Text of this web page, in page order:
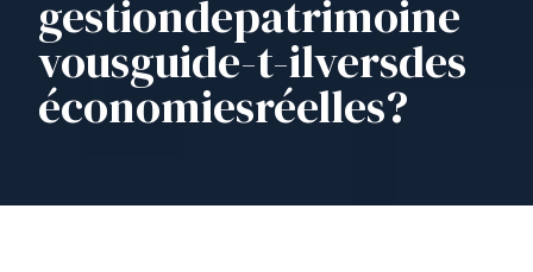
gestiondepatrimoine
vousguide-t-ilversdes
économiesréelles?